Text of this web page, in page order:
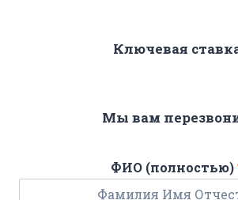
Ключевая
Мы вам
ФИО (полностью)